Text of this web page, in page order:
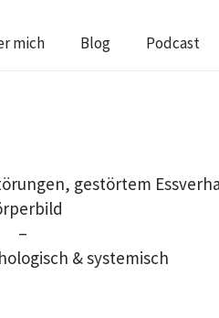
mich Blog Podcast
gestörtem
–
& systemisch